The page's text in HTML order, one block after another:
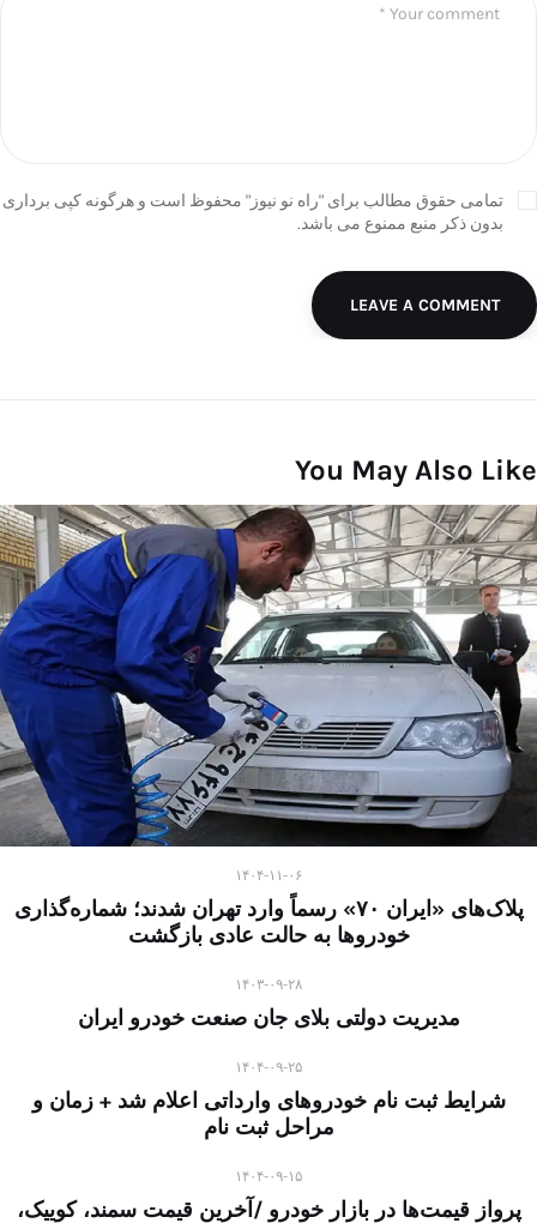
تمامی حقوق مطالب برای "راه نو نیوز" محفوظ است و هرگونه کپی برداری
بدون ذکر منبع ممنوع می باشد.
LEAVE A COMMENT
You May Also Like
۱۴۰۴-۱۱-۰۶
پلاک‌های «ایران ۷۰» رسماً وارد تهران شدند؛ شماره‌گذاری
خودروها به حالت عادی بازگشت
۱۴۰۳-۰۹-۲۸
مدیریت دولتی بلای جان صنعت خودرو ایران
۱۴۰۴-۰۹-۲۵
شرایط ثبت نام خودروهای وارداتی اعلام شد + زمان و
مراحل ثبت نام
۱۴۰۴-۰۹-۱۵
پرواز قیمت‌ها در بازار خودرو /آخرین قیمت سمند، کوییک،